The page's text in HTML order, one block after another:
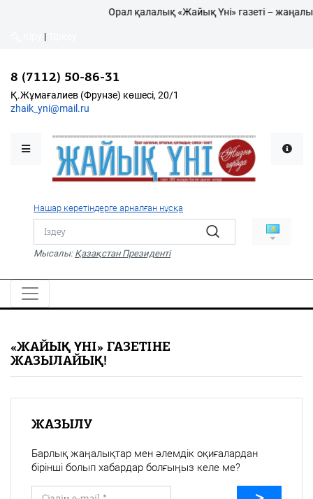
Қалалықтар қаперіне
Қоғам
Дені сау ұлт
Спорт
Жалын
PDF
«Жайық үні» — 33 жыл
Каталог
Орал қалалық «Жайық Үні» газеті –
|
8 (7112) 50-86-31
Қ.Жұмағалиев (Фрунзе) көшесі, 20/1
zhaik_yni@mail.ru
Нашар көретіндерге арналған нұсқа
Мысалы: Қазақстан Президенті
«ЖАЙЫҚ ҮНІ» ГАЗЕТІНЕ
ЖАЗЫЛАЙЫҚ!
ЖАЗЫЛУ
Барлық жаңалықтар мен әлемдік оқиғалардан
бірінші болып хабардар болғыңыз келе ме?